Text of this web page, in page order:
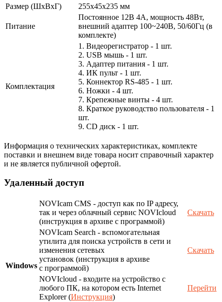
Размер (ШxВxГ)
255x45x235 мм
Питание
Постоянное 12В 4А, мощность 48Вт,
внешний адаптер 100~240В, 50/60Гц (в
комплекте)
Комплектация
1. Видеорегистратор - 1 шт.
2. USB мышь - 1 шт.
3. Адаптер питания - 1 шт.
4. ИК пульт - 1 шт.
5. Коннектор RS-485 - 1 шт.
6. Ножки - 4 шт.
7. Крепежные винты - 4 шт.
8. Краткое руководство пользователя - 1
шт.
9. CD диск - 1 шт.
Информация о технических характеристиках, комплекте
поставки и внешнем виде товара носит справочный характер
и не является публичной офертой.
Удаленный доступ
Windows
NOVIcam CMS - доступ как по IP адресу,
так и через облачный сервис NOVIcloud
(инструкция в архиве с программой)
Скачать
NOVIcam Search - вспомогательная
утилита для поиска устройств в сети и
изменения сетевых
установок (инструкция в архиве
с программой)
Скачать
NOVIcloud - входите на устройство с
любого ПК, на котором есть Internet
Explorer (Инструкция)
Перейти